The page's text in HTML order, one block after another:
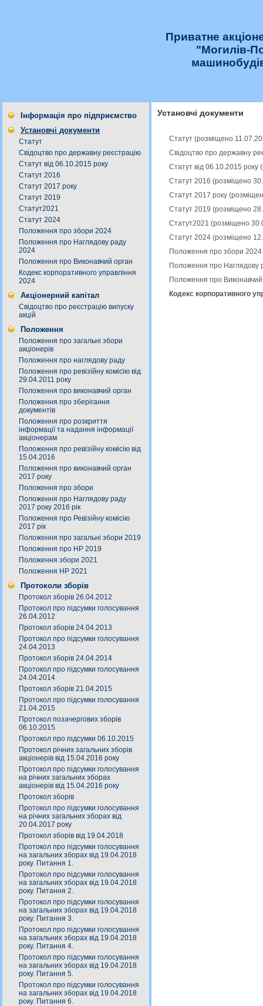
Приватне
"Могилів-
Інформація про підприємство
Установчі документи
Статут
Свідоцтво про державну реєстрацію
Статут від 06.10.2015 року
Статут 2016
Статут 2017 року
Статут 2019
Статут2021
Статут 2024
Положення про збори 2024
Положення про Наглядову раду
2024
Положення про Виконавчий орган
Кодекс корпоративного управління
2024
Акціонерний капітал
Свідоцтво про реєстрацію випуску
акцій
Положення
Положення про загальні збори
акціонерів
Положення про наглядову раду
Положення про ревізійну комісію від
29.04.2011 року
Положення про виконавчий орган
Положення про зберігання
документів
Положення про розкриття
інформації та надання інформації
акціонерам
Положення про ревізійну комісію від
15.04.2016
Положення про виконавчий орган
2017 року
Положення про збори
Положення про Наглядову раду
2017 року 2016 рік
Положення про Ревізійну комісію
2017 рік
Положення про загальні збори 2019
Положення про НР 2019
Положення збори 2021
Положення НР 2021
Протоколи зборів
Протокол зборів 26.04.2012
Протокол про підсумки голосування
26.04.2012
Протокол зборів 24.04.2013
Протокол про підсумки голосування
24.04.2013
Протокол зборів 24.04.2014
Протокол про підсумки голосування
24.04.2014
Протокол зборів 21.04.2015
Протокол про підсумки голосування
21.04.2015
Протокол позачергових зборів
06.10.2015
Протокол про підсумки 06.10.2015
Протокол річних загальних зборів
акціонерів від 15.04.2016 року
Протокол про підсумки голосування
на річних загальних зборах
акціонерів від 15.04.2016 року
Протокол зборів
Протокол про підсумки голосування
на річних загальних зборах від
20.04.2017 року
Протокол зборів від 19.04.2018
Протокол про підсумки голосування
на загальних зборах від 19.04.2018
року. Питання 1.
Протокол про підсумки голосування
на загальних зборах від 19.04.2018
року. Питання 2.
Протокол про підсумки голосування
на загальних зборах від 19.04.2018
року. Питання 3.
Протокол про підсумки голосування
на загальних зборах від 19.04.2018
року. Питання 4.
Протокол про підсумки голосування
на загальних зборах від 19.04.2018
року. Питання 5.
Протокол про підсумки голосування
на загальних зборах від 19.04.2018
року. Питання 6.
Установчі документи
Статут (розміщено
Свідоцтво про державну
Статут від 06.10.2015
Статут 2016 (розміщено
Статут 2017 року
Статут 2019 (розміщено
Статут2021 (розміщено
Статут 2024 (розміщено
Положення про збори
Положення про Наглядову
Положення про
Кодекс корпоративного